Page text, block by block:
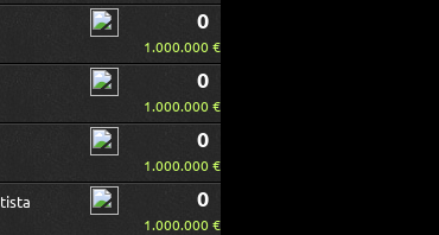
0
1.000.000 €
0
1.000.000 €
0
1.000.000 €
0
1.000.000 €